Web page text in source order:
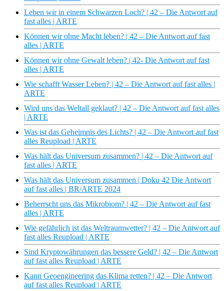
Leben wir in einem Schwarzen Loch? | 42 – Die Antwort auf
fast alles | ARTE
Können wir ohne Macht leben? | 42 – Die Antwort auf fast
alles | ARTE
Können wir ohne Gewalt leben? | 42- Die Antwort auf fast
alles | ARTE
Wie schafft Wasser Leben? | 42 – Die Antwort auf fast alles |
ARTE
Wird uns das Weltall geklaut? | 42 – Die Antwort auf fast alles
| ARTE
Was ist das Geheimnis des Lichts? | 42 – Die Antwort auf fast
alles Reupload | ARTE
Was hält das Universum zusammen? | 42 – Die Antwort auf
fast alles | ARTE
Was hält das Universum zusammen | Doku 42 Die Antwort
auf fast alles | BR/ARTE 2024
Beherrscht uns das Mikrobiom? | 42 – Die Antwort auf fast
alles | ARTE
Wie gefährlich ist das Weltraumwetter? | 42 – Die Antwort auf
fast alles Reupload | ARTE
Sind Kryptowährungen das bessere Geld? | 42 – Die Antwort
auf fast alles Reupload | ARTE
Kann Geoengineering das Klima retten? | 42 – Die Antwort
auf fast alles Reupload | ARTE